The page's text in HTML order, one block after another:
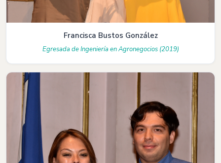
Francisca Bustos González
Egresada de Ingeniería en Agronegocios (2019)